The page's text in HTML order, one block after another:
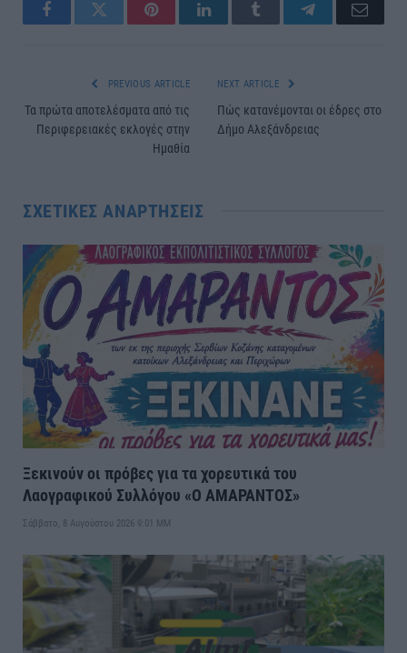
FacebookTwitter PinterestLinkedInTumblr TelegramEmail
PREVIOUS ARTICLE
Τα πρώτα αποτελέσματα από τις
Περιφερειακές εκλογές στην
Ημαθία
NEXT ARTICLE
Πώς κατανέμονται οι έδρες στο
Δήμο Αλεξάνδρειας
ΣΧΕΤΙΚΈΣ ΑΝΑΡΤΉΣΕΙΣ
Ξεκινούν οι πρόβες για τα χορευτικά του
Λαογραφικού Συλλόγου «Ο ΑΜΑΡΑΝΤΟΣ»
Σάββατο, 8 Αυγούστου 2026 9:01 ΜΜ